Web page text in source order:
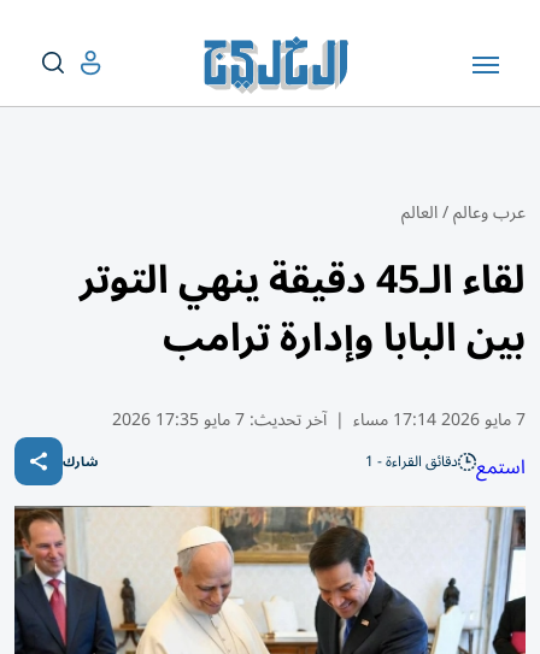
عرب وعالم/العالم
لقاء الـ45 دقيقة ينهي التوتر
بين البابا وإدارة ترامب
7 مايو 2026 17:14 مساء | آخر تحديث:7 مايو 17:35 2026
استمع دقائق القراءة - 1 شارك